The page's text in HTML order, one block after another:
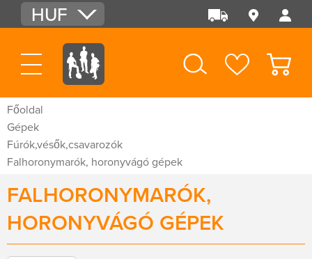
HUF
EUR
USD
Főoldal
Gépek
Fúrók,vésők,csavarozók
Falhoronymarók, horonyvágó gépek
FALHORONYMARÓK,
HORONYVÁGÓ GÉPEK